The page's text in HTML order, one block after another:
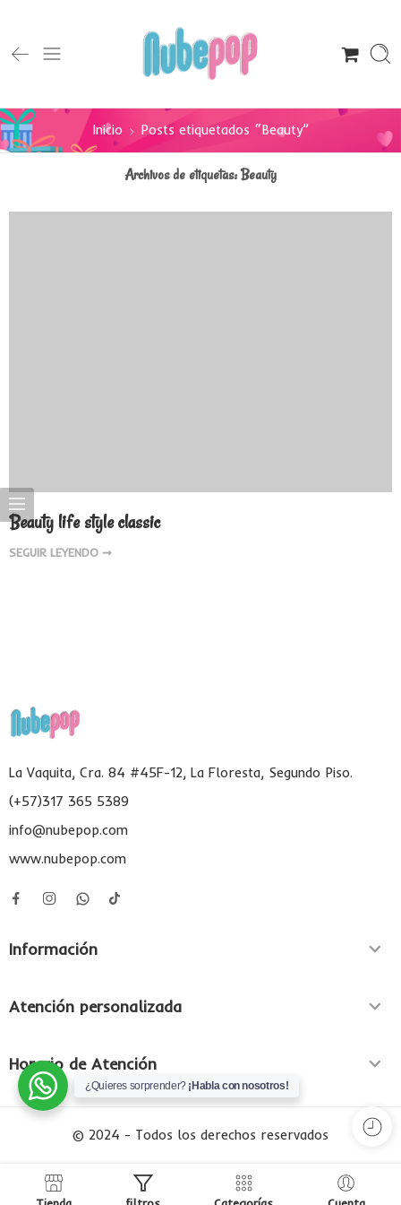
Inicio Posts etiquetados “Beauty”
Archivos de etiquetas:Beauty
Beauty life style classic
SEGUIR LEYENDO ➞
La Vaquita, Cra. 84 #45F-12, La Floresta, Segundo Piso.
(+57)317 365 5389
info@nubepop.com
www.nubepop.com
Información
Atención personalizada
Horario de Atención
© 2024 - Todos los derechos reservados
¿Quieres sorprender? ¡Habla con nosotros!